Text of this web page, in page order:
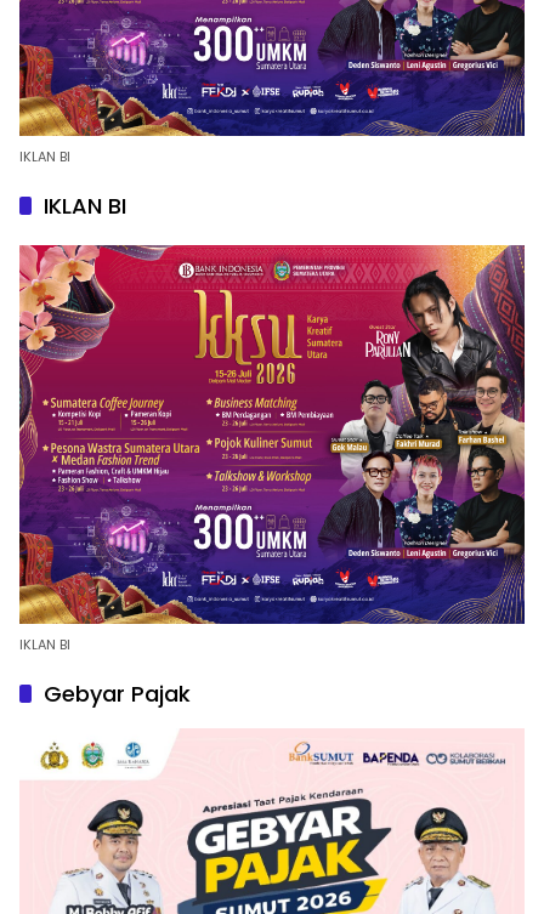
IKLAN BI
IKLAN BI
IKLAN BI
Gebyar Pajak